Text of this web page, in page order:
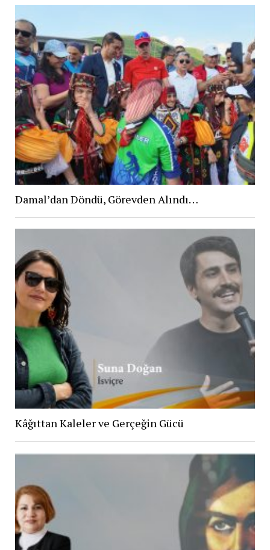
Damal’dan Döndü, Görevden Alındı…
Kâğıttan Kaleler ve Gerçeğin Gücü